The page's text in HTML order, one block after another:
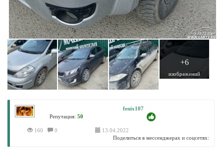
+6
изображений
fenix107
Репутация:50
160 0
13.04.2022
Поделиться в мессенджерах и соцсетях: